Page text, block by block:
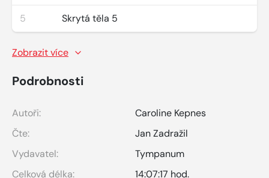
5 Skrytá těla 5
Zobrazit více
Podrobnosti
Autoři:
Caroline Kepnes
Čte:
Jan Zadražil
Vydavatel:
Tympanum
Celková délka:
14:07:17 hod.